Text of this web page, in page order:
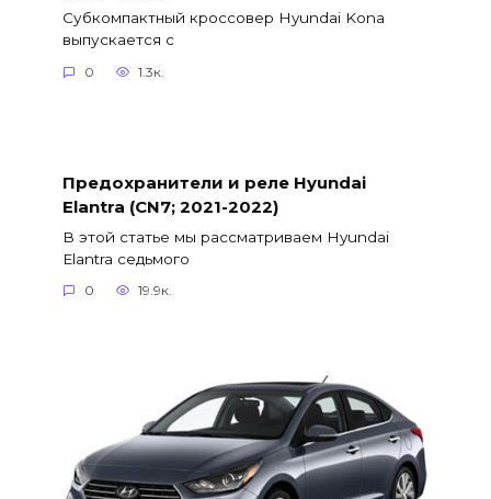
Субкомпактный кроссовер Hyundai Kona
выпускается с
0 1.3к.
Предохранители и реле Hyundai
Elantra (CN7; 2021-2022)
В этой статье мы рассматриваем Hyundai
Elantra седьмого
0 19.9к.